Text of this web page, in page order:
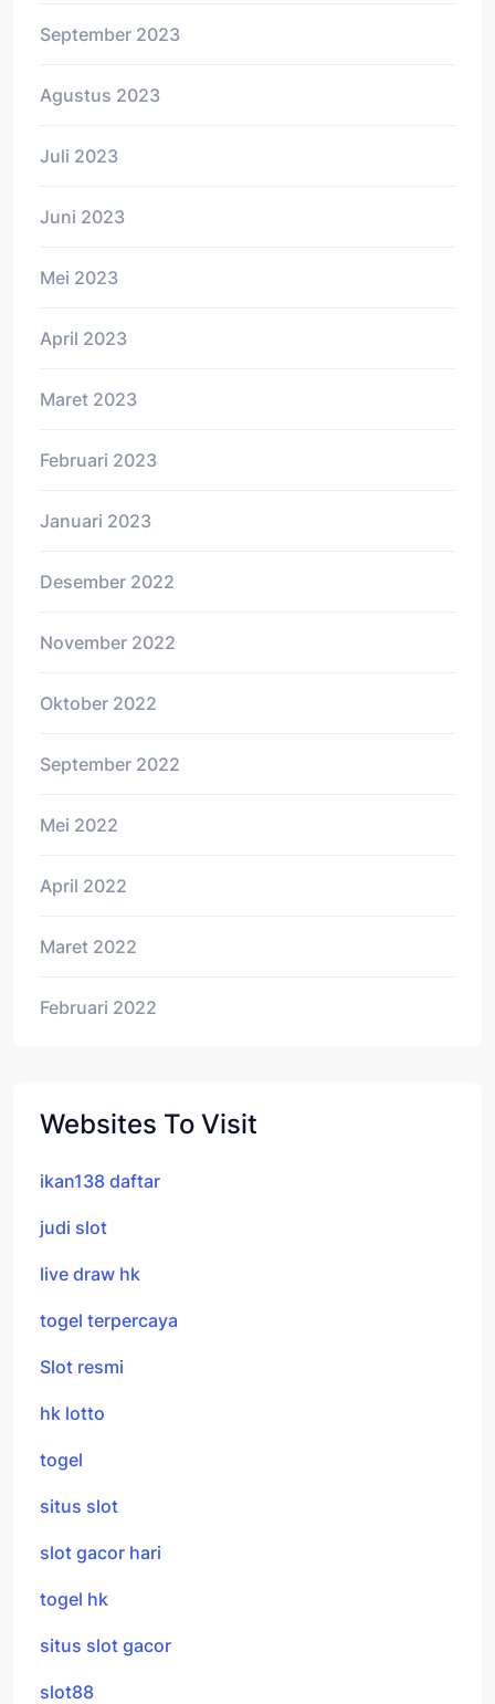
September 2023
Agustus 2023
Juli 2023
Juni 2023
Mei 2023
April 2023
Maret 2023
Februari 2023
Januari 2023
Desember 2022
November 2022
Oktober 2022
September 2022
Mei 2022
April 2022
Maret 2022
Februari 2022
Websites To Visit
ikan138 daftar
judi slot
live draw hk
togel terpercaya
Slot resmi
hk lotto
togel
situs slot
slot gacor hari
togel hk
situs slot gacor
slot88